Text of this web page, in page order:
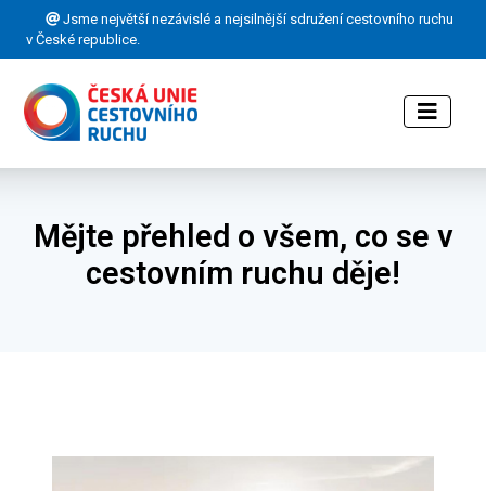
Jsme největší nezávislé a nejsilnější sdružení cestovního ruchu
v České republice.
Mějte přehled o všem, co se v
cestovním ruchu děje!